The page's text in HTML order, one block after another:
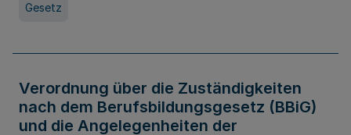
Gesetz
Verordnung über die Zuständigkeiten
nach dem Berufsbildungsgesetz (BBiG)
und die Angelegenheiten der